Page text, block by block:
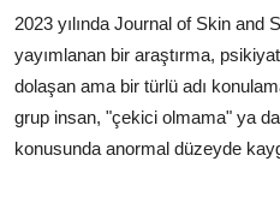
2023 yılında Journal of Skin and
yayımlanan bir araştırma,
dolaşan ama bir türlü adı
grup insan, "çekici olmama" ya
konusunda anormal düzeyde